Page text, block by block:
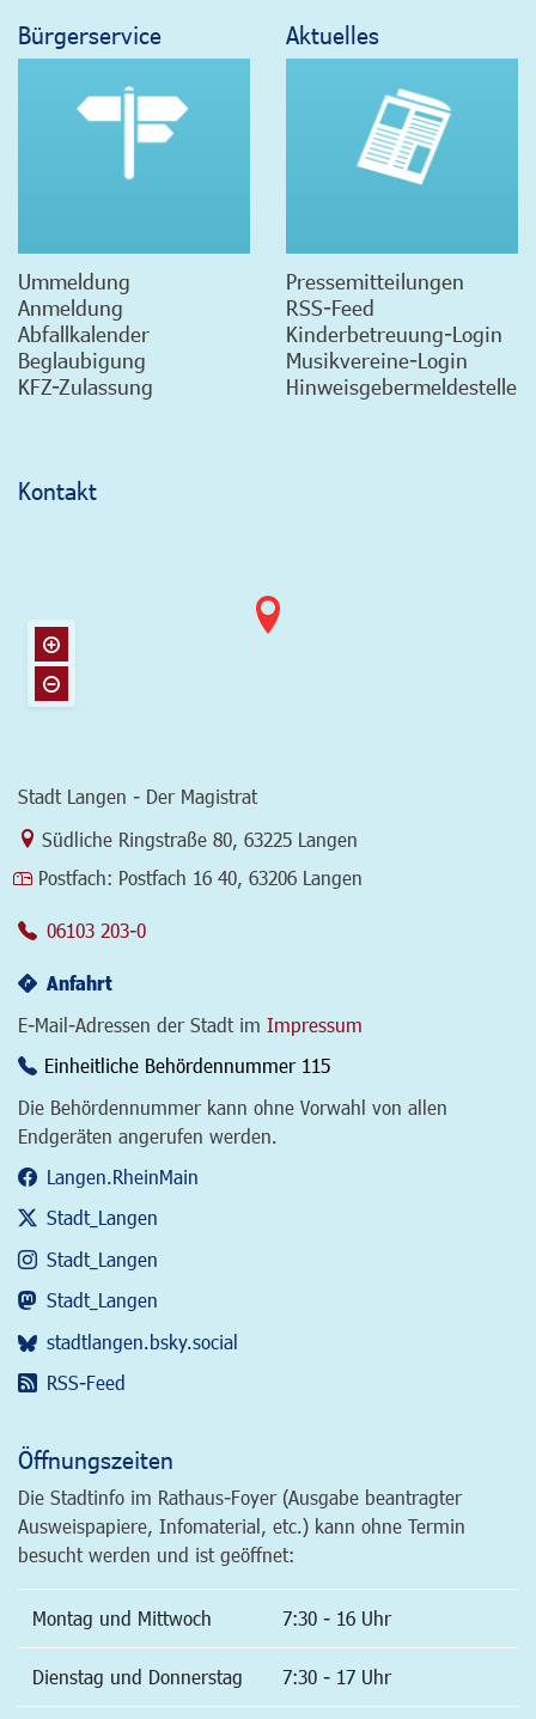
Bürgerservice
Ummeldung
Anmeldung
Abfallkalender
Beglaubigung
KFZ-Zulassung
Aktuelles
Pressemitteilungen
RSS-Feed
Kinderbetreuung-Login
Musikvereine-Login
Hinweisgebermeldestelle
Kontakt
Stadt Langen - Der Magistrat
Link zur Google-Maps Navigation
Südliche Ringstraße 80, 63225 Langen
Postfach: Postfach 16 40, 63206 Langen
06103 203-0
Anfahrt
E-Mail-Adressen der Stadt im Impressum
Einheitliche Behördennummer 115
Die Behördennummer kann ohne Vorwahl von allen
Endgeräten angerufen werden.
Langen.RheinMain
Stadt_Langen
Stadt_Langen
Stadt_Langen
stadtlangen.bsky.social
RSS-Feed
Öffnungszeiten
Die Stadtinfo im Rathaus-Foyer (Ausgabe beantragter
Ausweispapiere, Infomaterial, etc.) kann ohne Termin
besucht werden und ist geöffnet:
Montag und Mittwoch 7:30 - 16 Uhr
Dienstag und Donnerstag 7:30 - 17 Uhr